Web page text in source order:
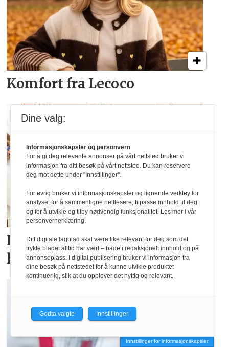
Komfort fra Lecoco
Kronprinsen minnes ull som
klødde
Innstillinger for informasjonskapsler
Dine valg:
Informasjonskapsler og personvern
For å gi deg relevante annonser på vårt nettsted bruker vi
informasjon fra ditt besøk på vårt nettsted. Du kan reservere
deg mot dette under "Innstillinger".
For øvrig bruker vi informasjonskapsler og lignende verktøy for
analyse, for å sammenligne nettlesere, tilpasse innhold til deg
og for å utvikle og tilby nødvendig funksjonalitet. Les mer i vår
personvernerklæring.
Ditt digitale fagblad skal være like relevant for deg som det
trykte bladet alltid har vært – bade i redaksjonelt innhold og på
annonseplass. I digital publisering bruker vi informasjon fra
dine besøk på nettstedet for å kunne utvikle produktet
kontinuerlig, slik at du opplever det nyttig og relevant.
Godta valgte Innstillinger